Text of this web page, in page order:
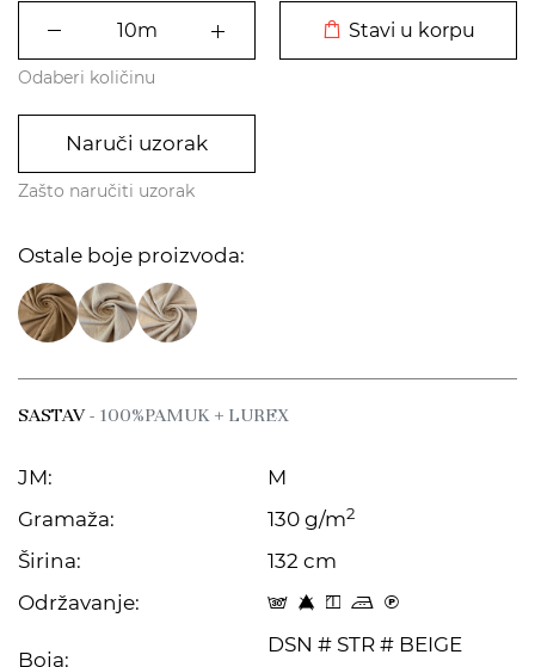
Stavi u korpu
Odaberi količinu
Naruči uzorak
Zašto naručiti uzorak
Ostale boje proizvoda:
SASTAV- 100%PAMUK + LUREX
JM:
M
Gramaža:
130 g/m2
Širina:
132 cm
Održavanje:
s 8 y p C
Boja:
DSN # STR # BEIGE